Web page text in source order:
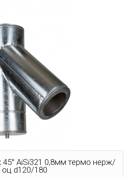
45° AiSi321 0,8мм термо нерж/
оц d120/180